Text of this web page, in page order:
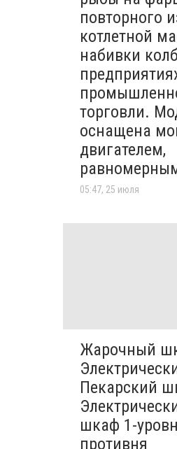
повторного
котлетной
набивки
торговли.
оснащена
двигателем,
05:47, 25 июля
Жарочный
Пекарский
шкаф 1-
противня